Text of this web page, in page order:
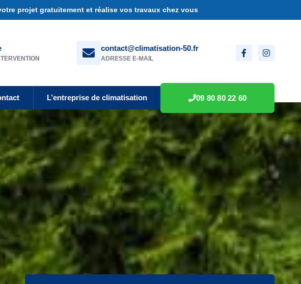
projet gratuitement et réalise vos travaux chez vous
contact@climatisation-50.fr
ADRESSE E-MAIL
L’entreprise de climatisation 09 80 80 22 60